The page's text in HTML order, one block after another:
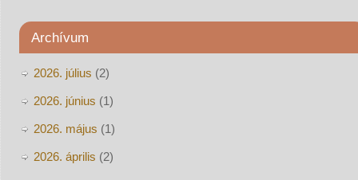
Archívum
2026. július (2)
2026. június (1)
2026. május (1)
2026. április (2)